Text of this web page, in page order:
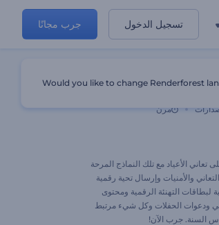
تسجيل الدخول جرب مجانًا
مرن
الأعياد مع تلك النماذج المرحة
والأمنيات وإرسال تحية رقمية
لبطاقات التهنئة الرقمية ومحتوى
ودعوات الحفلات وكل شيء مرتبط
السنة. جرب الآن!
Would you like to change Renderforest